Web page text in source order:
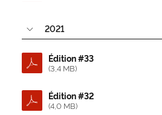
2021
Édition #33
(3,4 MB)
Édition #32
(4,0 MB)